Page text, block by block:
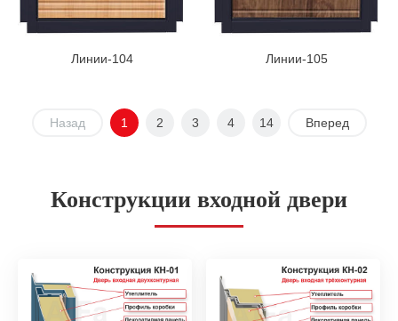
Линии-104 Линии-105
Назад 1 2 3 4 14 Вперед
Конструкции входной двери